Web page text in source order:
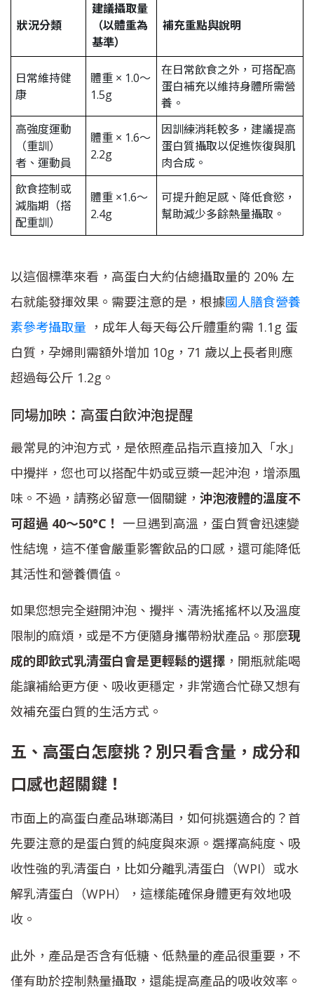
狀況分類
建議攝取量
（以體重為
基準）
補充重點與說明
日常維持健
康
體重 × 1.0～
1.5g
在日常飲食之外，可搭配高
蛋白補充以維持身體所需營
養。
高強度運動
（重訓）
者、運動員
體重 × 1.6～
2.2g
因訓練消耗較多，建議提高
蛋白質攝取以促進恢復與肌
肉合成。
飲食控制或
減脂期（搭
配重訓）
體重 ×1.6～
2.4g
可提升飽足感、降低食慾，
幫助減少多餘熱量攝取。
以這個標準來看，高蛋白大約佔總攝取量的 20% 左
右就能發揮效果。需要注意的是，根據國人膳食營養
素參考攝取量 ，成年人每天每公斤體重約需 1.1g 蛋
白質，孕婦則需額外增加 10g，71 歲以上長者則應
超過每公斤 1.2g。
同場加映：高蛋白飲沖泡提醒
最常見的沖泡方式，是依照產品指示直接加入「水」
中攪拌，您也可以搭配牛奶或豆漿一起沖泡，增添風
味。不過，請務必留意一個關鍵， 沖泡液體的溫度不
可超過 40～50°C！ 一旦遇到高溫，蛋白質會迅速變
性結塊，這不僅會嚴重影響飲品的口感，還可能降低
其活性和營養價值。
如果您想完全避開沖泡、攪拌、清洗搖搖杯以及溫度
限制的麻煩，或是不方便隨身攜帶粉狀產品。那麼現
成的即飲式乳清蛋白會是更輕鬆的選擇 ，開瓶就能喝
能讓補給更方便、吸收更穩定，非常適合忙碌又想有
效補充蛋白質的生活方式。
五、高蛋白怎麼挑？別只看含量，成分和
口感也超關鍵！
市面上的高蛋白產品琳瑯滿目，如何挑選適合的？首
先要注意的是蛋白質的純度與來源。選擇高純度、吸
收性強的乳清蛋白，比如分離乳清蛋白（WPI）或水
解乳清蛋白（WPH），這樣能確保身體更有效地吸
收。
此外，產品是否含有低糖、低熱量的產品很重要，不
僅有助於控制熱量攝取，還能提高產品的吸收效率。